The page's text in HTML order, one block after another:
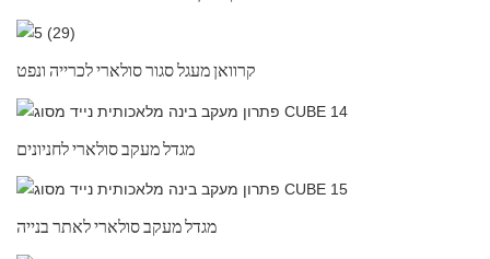
קרוואן מעגל סגור סולארי לכרייה ונפט
מגדל מעקב סולארי לחניונים
מגדל מעקב סולארי לאתר בנייה